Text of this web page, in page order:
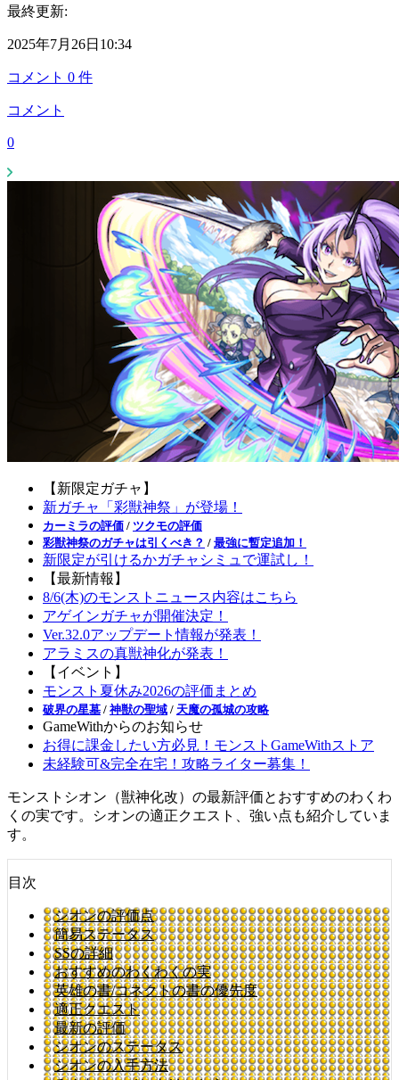
最終更新:
2025年7月26日10:34
コメント 0 件
コメント
0
【新限定ガチャ】
新ガチャ「彩獣神祭」が登場！
カーミラの評価 / ツクモの評価
彩獣神祭のガチャは引くべき？ / 最強に暫定追加！
新限定が引けるかガチャシミュで運試し！
【最新情報】
8/6(木)のモンストニュース内容はこちら
アゲインガチャが開催決定！
Ver.32.0アップデート情報が発表！
アラミスの真獣神化が発表！
【イベント】
モンスト夏休み2026の評価まとめ
破界の星墓 / 神獣の聖域 / 天魔の孤城の攻略
GameWithからのお知らせ
お得に課金したい方必見！モンストGameWithストア
未経験可&完全在宅！攻略ライター募集！
モンストシオン（獣神化改）の最新評価とおすすめのわくわ
くの実です。シオンの適正クエスト、強い点も紹介していま
す。
目次
シオンの評価点
簡易ステータス
SSの詳細
おすすめのわくわくの実
英雄の書/コネクトの書の優先度
適正クエスト
最新の評価
シオンのステータス
シオンの入手方法